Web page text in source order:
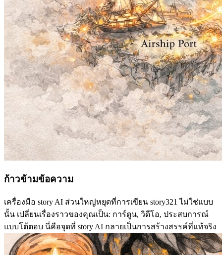
ก้าวข้ามข้อความ
เครื่องมือ story AI ส่วนใหญ่หยุดที่การเขียน story321 ไม่ใช่แบบ
นั้น เปลี่ยนเรื่องราวของคุณเป็น: การ์ตูน, วิดีโอ, ประสบการณ์
แบบโต้ตอบ นี่คือจุดที่ story AI กลายเป็นการสร้างสรรค์ที่แท้จริง